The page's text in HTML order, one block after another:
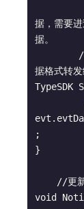
据，需要
据。
据格式转
TypeSDK
;
}
void